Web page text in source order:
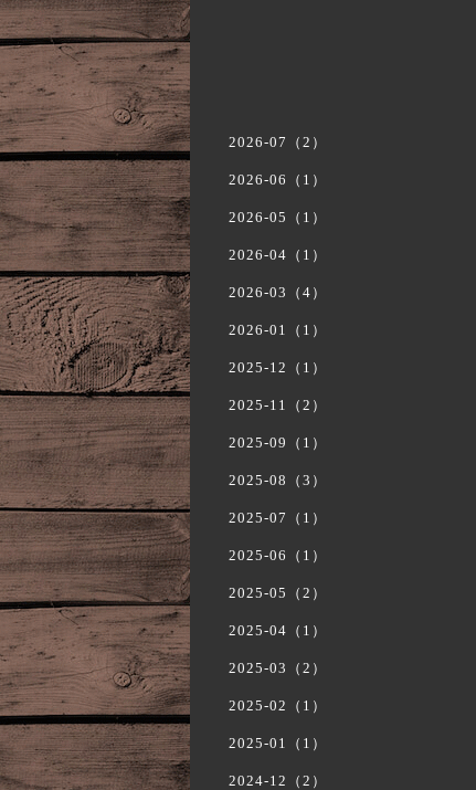
2026-07（2）
2026-06（1）
2026-05（1）
2026-04（1）
2026-03（4）
2026-01（1）
2025-12（1）
2025-11（2）
2025-09（1）
2025-08（3）
2025-07（1）
2025-06（1）
2025-05（2）
2025-04（1）
2025-03（2）
2025-02（1）
2025-01（1）
2024-12（2）